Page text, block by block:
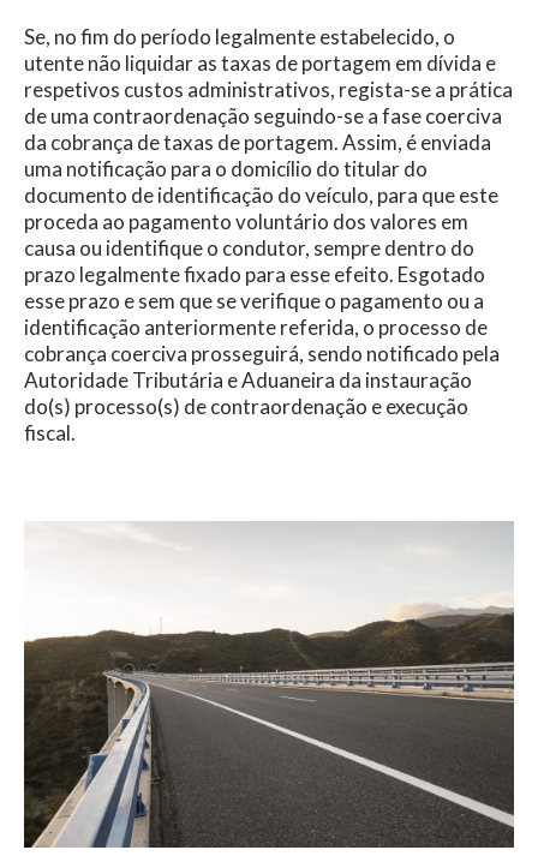
Se, no fim do período legalmente estabelecido, o
utente não liquidar as taxas de portagem em dívida e
respetivos custos administrativos, regista-se a prática
de uma contraordenação seguindo-se a fase coerciva
da cobrança de taxas de portagem. Assim, é enviada
uma notificação para o domicílio do titular do
documento de identificação do veículo, para que este
proceda ao pagamento voluntário dos valores em
causa ou identifique o condutor, sempre dentro do
prazo legalmente fixado para esse efeito. Esgotado
esse prazo e sem que se verifique o pagamento ou a
identificação anteriormente referida, o processo de
cobrança coerciva prosseguirá, sendo notificado pela
Autoridade Tributária e Aduaneira da instauração
do(s) processo(s) de contraordenação e execução
fiscal.